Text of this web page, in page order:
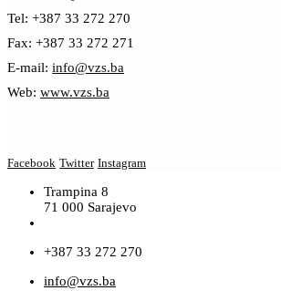
Tel: +387 33 272 270
Fax: +387 33 272 271
E-mail: info@vzs.ba
Web: www.vzs.ba
Facebook Twitter Instagram
Trampina 8
71 000 Sarajevo
+387 33 272 270
info@vzs.ba